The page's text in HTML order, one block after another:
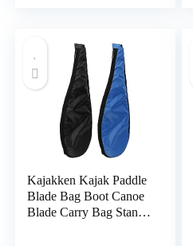
Kajakken Kajak Paddle
Blade Bag Boot Canoe
Blade Carry Bag Stand-